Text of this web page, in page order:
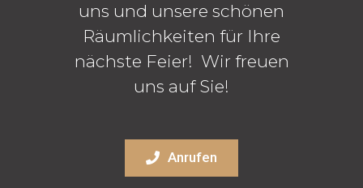
uns und unsere schönen
Räumlichkeiten für Ihre
nächste Feier! Wir freuen
uns auf Sie!
Anrufen